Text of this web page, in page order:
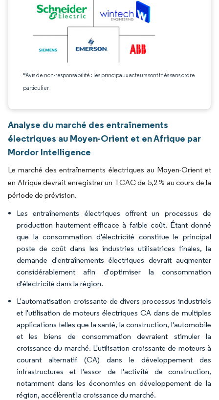
*Avis de non-responsabilité : les principaux acteurs sont triés sans ordre
particulier
Analyse du marché des entraînements
électriques au Moyen-Orient et en Afrique par
Mordor Intelligence
Le marché des entraînements électriques au Moyen-Orient et
en Afrique devrait enregistrer un TCAC de 5,2 % au cours de la
période de prévision.
Les entraînements électriques offrent un processus de
production hautement efficace à faible coût. Étant donné
que la consommation d'électricité constitue le principal
poste de coût dans les industries utilisatrices finales, la
demande d'entraînements électriques devrait augmenter
considérablement afin d'optimiser la consommation
d'électricité dans la région.
L'automatisation croissante de divers processus industriels
et l'utilisation de moteurs électriques CA dans de multiples
applications telles que la santé, la construction, l'automobile
et les biens de consommation devraient stimuler la
croissance du marché. L'utilisation croissante de moteurs à
courant alternatif (CA) dans le développement des
infrastructures et l'essor de l'activité de construction,
notamment dans les économies en développement de la
région, accélèrent la croissance du marché.